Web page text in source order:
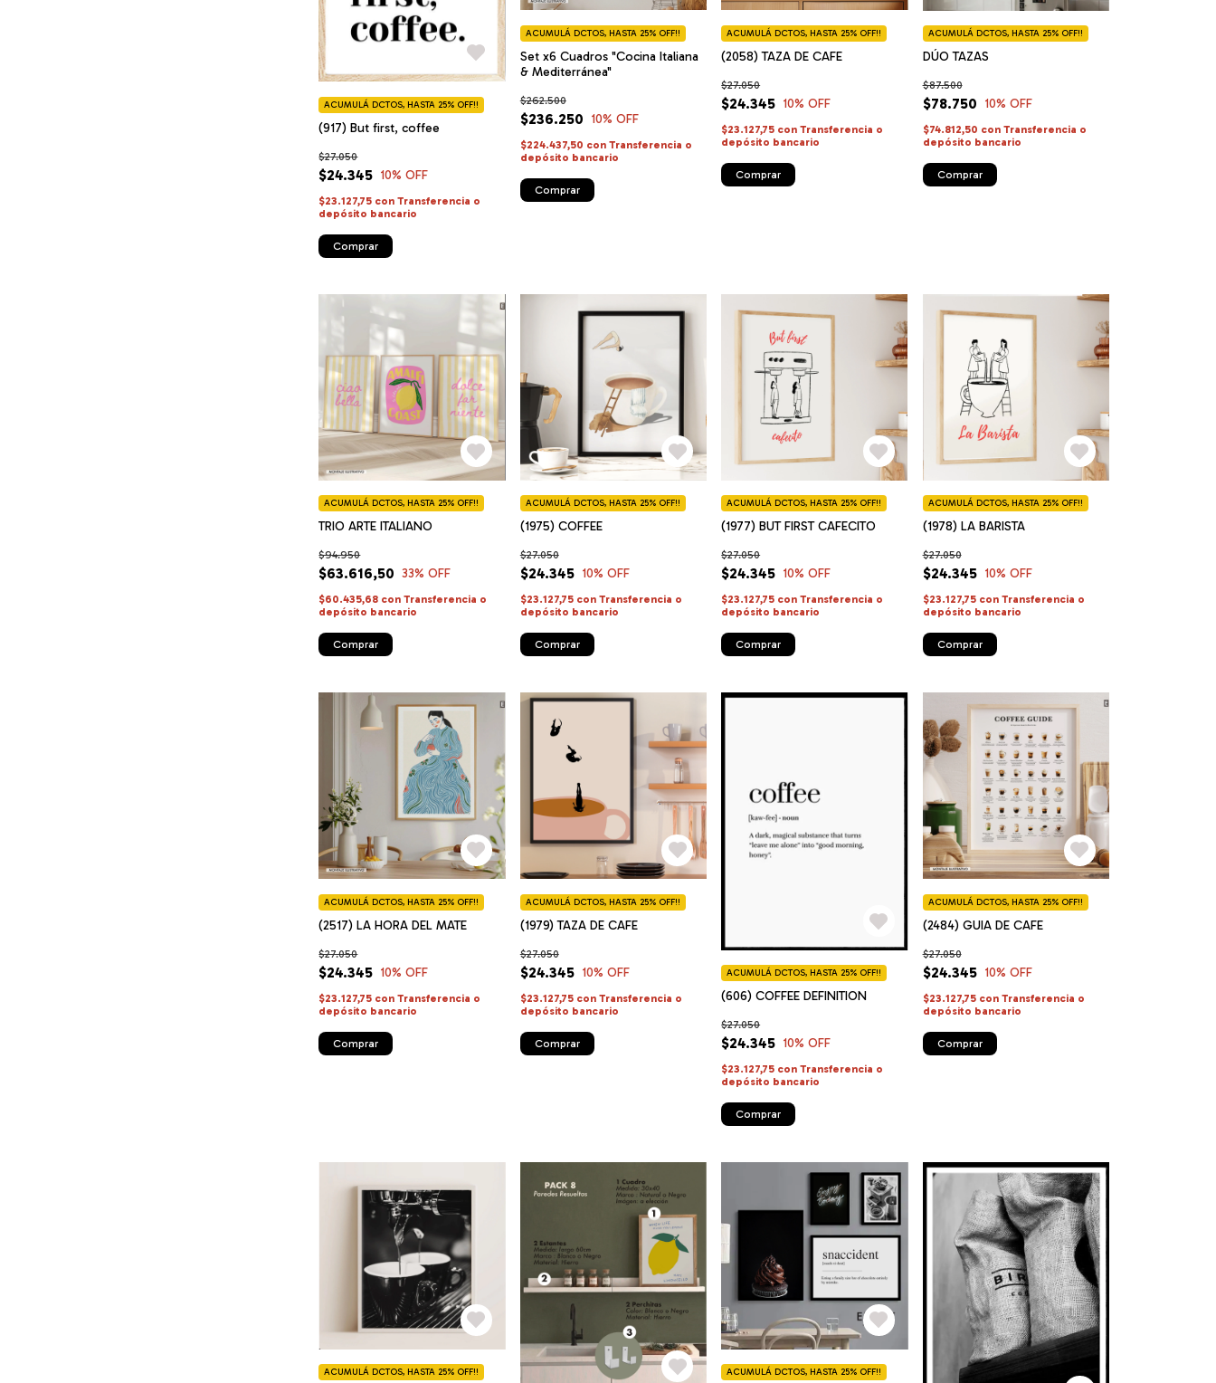
(917) But first, coffee
$24.345
$27.050
10% OFF
ACUMULÁ DCTOS, HASTA 25% OFF!!
$23.127,75 con Transferencia o
depósito bancario
Comprar
Set x6 Cuadros "Cocina Italiana
& Mediterránea"
$236.250
$262.500
10% OFF
ACUMULÁ DCTOS, HASTA 25% OFF!!
$224.437,50 con Transferencia o
depósito bancario
Comprar
(2058) TAZA DE CAFE
$24.345
$27.050
10% OFF
ACUMULÁ DCTOS, HASTA 25% OFF!!
$23.127,75 con Transferencia o
depósito bancario
Comprar
DÚO TAZAS
$78.750
$87.500
10% OFF
ACUMULÁ DCTOS, HASTA 25% OFF!!
$74.812,50 con Transferencia o
depósito bancario
Comprar
TRIO ARTE ITALIANO
$63.616,50
$94.950
33% OFF
ACUMULÁ DCTOS, HASTA 25% OFF!!
$60.435,68 con Transferencia o
depósito bancario
Comprar
(1975) COFFEE
$24.345
$27.050
10% OFF
ACUMULÁ DCTOS, HASTA 25% OFF!!
$23.127,75 con Transferencia o
depósito bancario
Comprar
(1977) BUT FIRST CAFECITO
$24.345
$27.050
10% OFF
ACUMULÁ DCTOS, HASTA 25% OFF!!
$23.127,75 con Transferencia o
depósito bancario
Comprar
(1978) LA BARISTA
$24.345
$27.050
10% OFF
ACUMULÁ DCTOS, HASTA 25% OFF!!
$23.127,75 con Transferencia o
depósito bancario
Comprar
(2517) LA HORA DEL MATE
$24.345
$27.050
10% OFF
ACUMULÁ DCTOS, HASTA 25% OFF!!
$23.127,75 con Transferencia o
depósito bancario
Comprar
(1979) TAZA DE CAFE
$24.345
$27.050
10% OFF
ACUMULÁ DCTOS, HASTA 25% OFF!!
$23.127,75 con Transferencia o
depósito bancario
Comprar
(606) COFFEE DEFINITION
$24.345
$27.050
10% OFF
ACUMULÁ DCTOS, HASTA 25% OFF!!
$23.127,75 con Transferencia o
depósito bancario
Comprar
(2484) GUIA DE CAFE
$24.345
$27.050
10% OFF
ACUMULÁ DCTOS, HASTA 25% OFF!!
$23.127,75 con Transferencia o
depósito bancario
Comprar
ACUMULÁ DCTOS, HASTA 25% OFF!! ACUMULÁ DCTOS, HASTA 25% OFF!!